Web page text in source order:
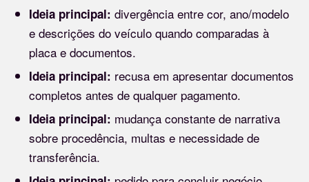
Ideia principal: divergência entre cor, ano/modelo
e descrições do veículo quando comparadas à
placa e documentos.
Ideia principal: recusa em apresentar documentos
completos antes de qualquer pagamento.
Ideia principal: mudança constante de narrativa
sobre procedência, multas e necessidade de
transferência.